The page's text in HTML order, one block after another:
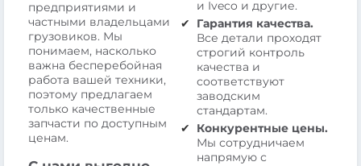
предприятиями и
частными владельцами
грузовиков. Мы
понимаем, насколько
важна бесперебойная
работа вашей техники,
поэтому предлагаем
только качественные
запчасти по доступным
ценам.
и Iveco и другие.
Гарантия качества.
Все детали проходят
строгий контроль
качества и
соответствуют
заводским
стандартам.
Конкурентные цены.
Мы сотрудничаем
напрямую с